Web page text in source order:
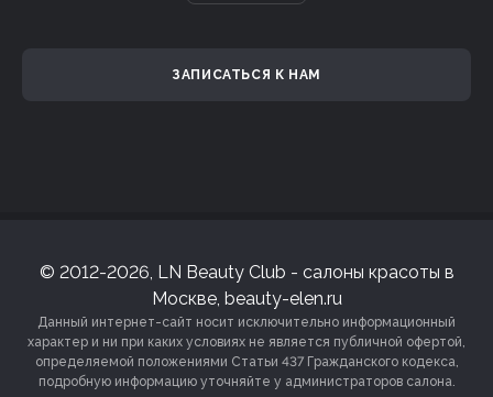
ЗАПИСАТЬСЯ К НАМ
© 2012-2026, LN Beauty Club - салоны красоты в
Москве, beauty-elen.ru
Данный интернет-сайт носит исключительно информационный
характер и ни при каких условиях не является публичной офертой,
определяемой положениями Статьи 437 Гражданского кодекса,
подробную информацию уточняйте у администраторов салона.